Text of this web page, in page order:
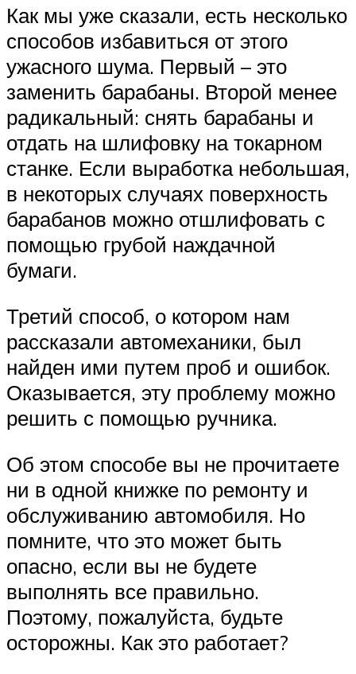
Как мы уже сказали, есть несколько
способов избавиться от этого
ужасного шума. Первый – это
заменить барабаны. Второй менее
радикальный: снять барабаны и
отдать на шлифовку на токарном
станке. Если выработка небольшая,
в некоторых случаях поверхность
барабанов можно отшлифовать с
помощью грубой наждачной
бумаги.
Третий способ, о котором нам
рассказали автомеханики, был
найден ими путем проб и ошибок.
Оказывается, эту проблему можно
решить с помощью ручника.
Об этом способе вы не прочитаете
ни в одной книжке по ремонту и
обслуживанию автомобиля. Но
помните, что это может быть
опасно, если вы не будете
выполнять все правильно.
Поэтому, пожалуйста, будьте
осторожны. Как это работает?